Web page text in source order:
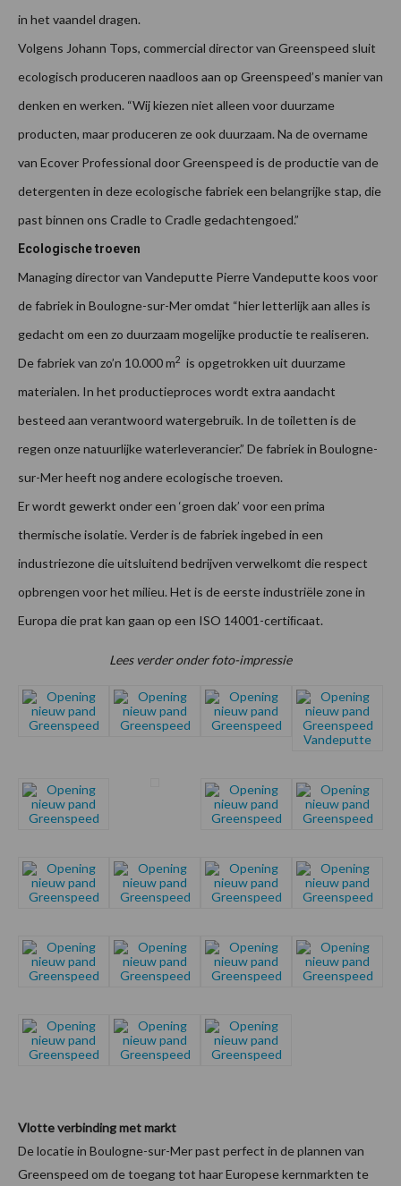
in het vaandel dragen.
Volgens Johann Tops, commercial director van Greenspeed sluit
ecologisch produceren naadloos aan op Greenspeed’s manier van
denken en werken. “Wij kiezen niet alleen voor duurzame
producten, maar produceren ze ook duurzaam. Na de overname
van Ecover Professional door Greenspeed is de productie van de
detergenten in deze ecologische fabriek een belangrijke stap, die
past binnen ons Cradle to Cradle gedachtengoed.”
Ecologische troeven
Managing director van Vandeputte Pierre Vandeputte koos voor
de fabriek in Boulogne-sur-Mer omdat “hier letterlijk aan alles is
gedacht om een zo duurzaam mogelijke productie te realiseren.
De fabriek van zo’n 10.000 m2 is opgetrokken uit duurzame
materialen. In het productieproces wordt extra aandacht
besteed aan verantwoord watergebruik. In de toiletten is de
regen onze natuurlijke waterleverancier.” De fabriek in Boulogne-
sur-Mer heeft nog andere ecologische troeven.
Er wordt gewerkt onder een ‘groen dak’ voor een prima
thermische isolatie. Verder is de fabriek ingebed in een
industriezone die uitsluitend bedrijven verwelkomt die respect
opbrengen voor het milieu. Het is de eerste industriële zone in
Europa die prat kan gaan op een ISO 14001-certiﬁcaat.
Lees verder onder foto-impressie
Vlotte verbinding met markt
De locatie in Boulogne-sur-Mer past perfect in de plannen van
Greenspeed om de toegang tot haar Europese kernmarkten te